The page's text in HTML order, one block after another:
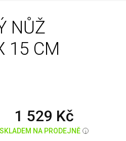
NŮŽ
15 CM
1 529 Kč
SKLADEM NA PRODEJNĚ i